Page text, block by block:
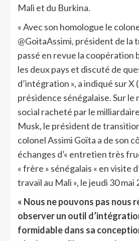
Mali et du Burkina.
« Avec son homologue le
@GoitaAssimi, président de la
passé en revue la coopération
les deux pays et discuté de
d’intégration », a indiqué sur X
présidence sénégalaise. Sur le
social racheté par le
Musk, le président de
colonel Assimi Goïta a de son
échanges d’« entretien très
« frère » sénégalais « en visite
travail au Mali », le jeudi 30 mai
« Nous ne pouvons pas nous
observer un outil
formidable dans sa